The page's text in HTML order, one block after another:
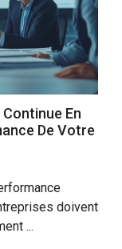
En
De Votre
doivent
...